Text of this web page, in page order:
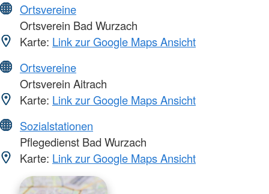
Ortsvereine
Ortsverein Bad Wurzach
Karte: Link zur Google Maps Ansicht
Ortsvereine
Ortsverein Aitrach
Karte: Link zur Google Maps Ansicht
Sozialstationen
Pflegedienst Bad Wurzach
Karte: Link zur Google Maps Ansicht